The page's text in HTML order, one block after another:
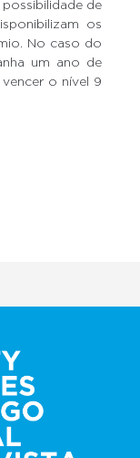
de
os
No caso do
um ano de
o nível 9